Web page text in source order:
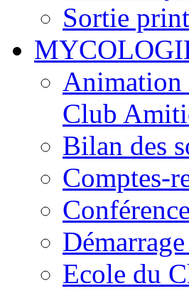
Sortie
Animation
Club
Bilan des
Comptes-
Ecole du